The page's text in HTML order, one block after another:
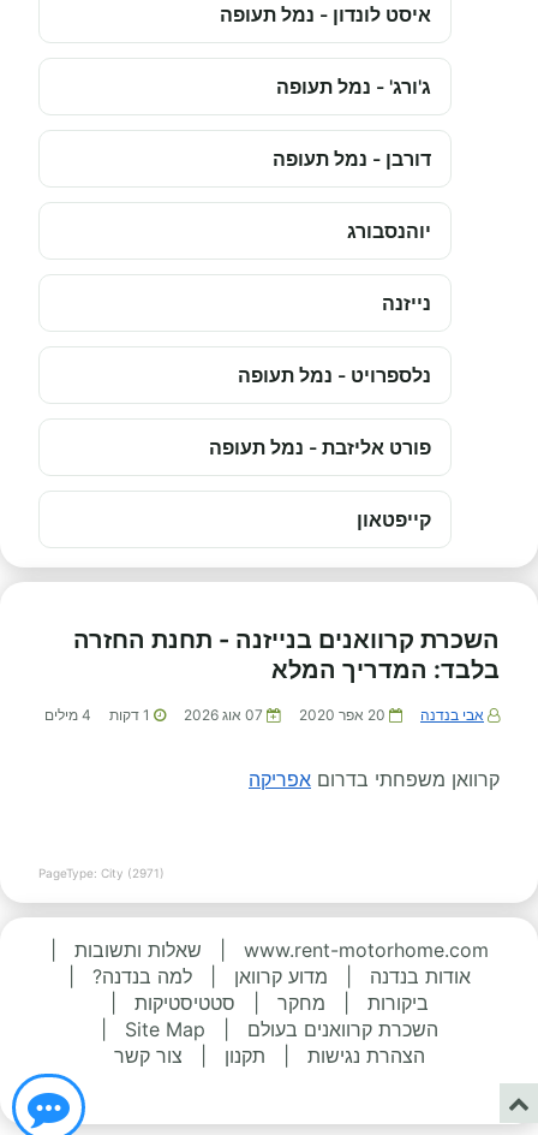
איסט לונדון - נמל תעופה
ג'ורג' - נמל תעופה
דורבן - נמל תעופה
יוהנסבורג
נייזנה
נלספרויט - נמל תעופה
פורט אליזבת - נמל תעופה
קייפטאון
השכרת קרוואנים בנייזנה - תחנת החזרה
בלבד: המדריך המלא
אבי בנדנה 20 אפר 2020 07 אוג 2026 1 דקות 4 מילים
קרוואן משפחתי בדרום אפריקה
PageType: City (2971)
www.rent-motorhome.com שאלות ותשובות
אודות בנדנה
מדוע קרוואן למה בנדנה?
ביקורות
מחקר סטטיסטיקות
השכרת קרוואנים בעולם
Site Map
הצהרת נגישות
תקנון צור קשר